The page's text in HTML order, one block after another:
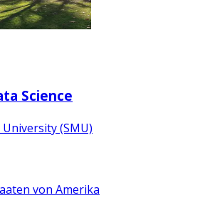
Science
(SMU)
von Amerika